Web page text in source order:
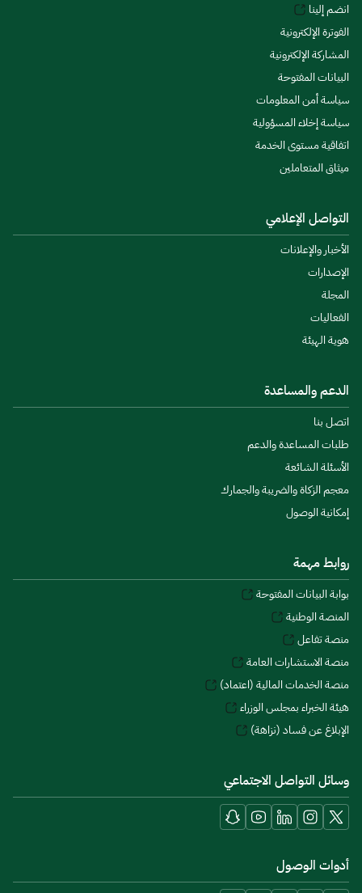
انضم إلينا
الفوترة الإلكترونية
المشاركة الإلكترونية
البيانات المفتوحة
سياسة أمن المعلومات
سياسة إخلاء المسؤولية
اتفاقية مستوى الخدمة
ميثاق المتعاملين
التواصل الإعلامي
الأخبار والإعلانات
الإصدارات
المجلة
الفعاليات
هوية الهيئة
الدعم والمساعدة
اتصل بنا
طلبات المساعدة والدعم
الأسئلة الشائعة
معجم الزكاة والضريبة والجمارك
إمكانية الوصول
روابط مهمة
بوابة البيانات المفتوحة
المنصة الوطنية
منصة تفاعل
منصة الاستشارات العامة
منصة الخدمات المالية (اعتماد)
هيئة الخبراء بمجلس الوزراء
الإبلاغ عن فساد (نزاهة)
وسائل التواصل الاجتماعي
أدوات الوصول